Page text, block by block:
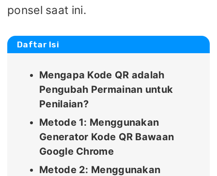
ponsel saat ini.
Daftar Isi
Mengapa Kode QR adalah
Pengubah Permainan untuk
Penilaian?
Metode 1: Menggunakan
Generator Kode QR Bawaan
Google Chrome
Metode 2: Menggunakan